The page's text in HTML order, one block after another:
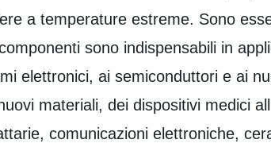
a temperature estreme. Sono
sono indispensabili in
elettronici, ai semiconduttori e ai
materiali, dei dispositivi medici
comunicazioni elettroniche,